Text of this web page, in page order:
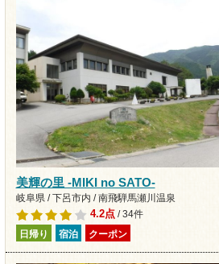
美輝の里 -MIKI no SATO-
岐阜県 / 下呂市内 / 南飛騨馬瀬川温泉
4.2点/ 34件
日帰り 宿泊 クーポン